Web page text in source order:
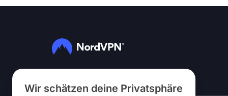
Wir schätzen deine Privatsphäre